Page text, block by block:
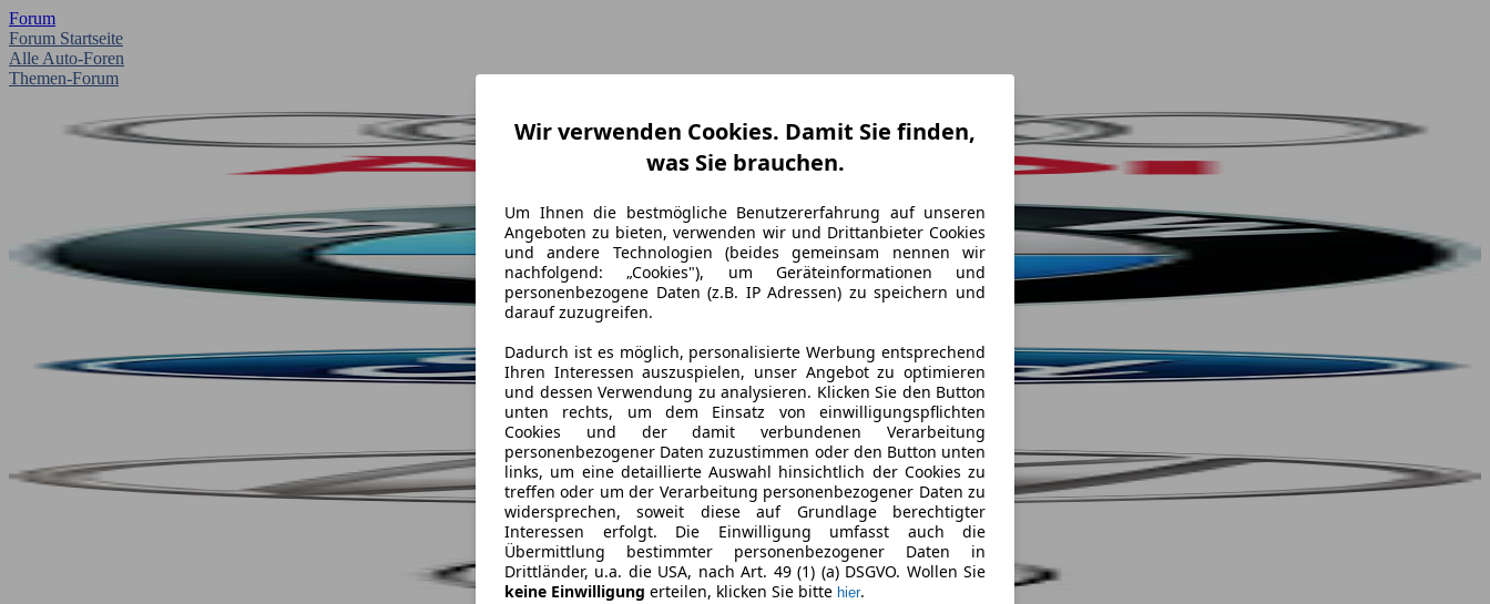
Forum
Forum Startseite
Alle Auto-Foren
Themen-Forum
Wir verwenden Cookies. Damit Sie finden,
was Sie brauchen.
Um Ihnen die bestmögliche Benutzererfahrung auf unseren
Angeboten zu bieten, verwenden wir und Drittanbieter Cookies
und andere Technologien (beides gemeinsam nennen wir
nachfolgend: „Cookies"), um Geräteinformationen und
personenbezogene Daten (z.B. IP Adressen) zu speichern und
darauf zuzugreifen.
Dadurch ist es möglich, personalisierte Werbung entsprechend
Ihren Interessen auszuspielen, unser Angebot zu optimieren
und dessen Verwendung zu analysieren. Klicken Sie den Button
unten rechts, um dem Einsatz von einwilligungspflichten
Cookies und der damit verbundenen Verarbeitung
personenbezogener Daten zuzustimmen oder den Button unten
links, um eine detaillierte Auswahl hinsichtlich der Cookies zu
treffen oder um der Verarbeitung personenbezogener Daten zu
widersprechen, soweit diese auf Grundlage berechtigter
Interessen erfolgt. Die Einwilligung umfasst auch die
Übermittlung bestimmter personenbezogener Daten in
Drittländer, u.a. die USA, nach Art. 49 (1) (a) DSGVO. Wollen Sie
keine Einwilligung erteilen, klicken Sie bitte hier.